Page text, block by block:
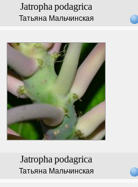
Jatropha podagrica
Татьяна Мальчинская
Jatropha podagrica
Татьяна Мальчинская